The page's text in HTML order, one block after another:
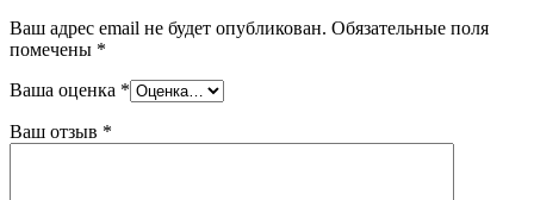
Ваш адрес email не будет опубликован. Обязательные поля
помечены *
Ваша оценка *
Ваш отзыв *